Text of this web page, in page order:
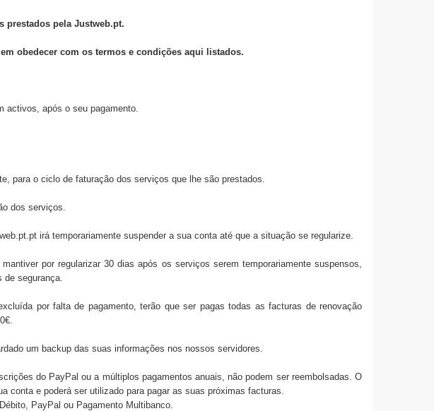
prestados pela Justweb.pt.
obedecer com os termos e condições aqui listados.
activos, após o seu pagamento.
para o ciclo de faturação dos serviços que lhe são prestados.
dos serviços.
irá temporariamente suspender a sua conta até que a situação se regularize.
por regularizar 30 dias após os serviços serem temporariamente suspensos,
segurança.
por falta de pagamento, terão que ser pagas todas as facturas de renovação
um backup das suas informações nos nossos servidores.
do PayPal ou a múltiplos pagamentos anuais, não podem ser reembolsadas. O
conta e poderá ser utilizado para pagar as suas próximas facturas.
PayPal ou Pagamento Multibanco.